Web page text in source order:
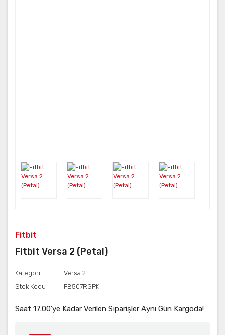
Fitbit
Fitbit Versa 2 (Petal)
Kategori
Versa 2
Stok Kodu
FB507RGPK
Saat 17.00'ye Kadar Verilen Siparişler Aynı Gün Kargoda!